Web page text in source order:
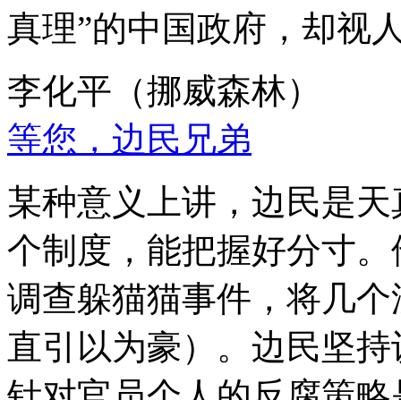
真理”的中国政府，却视
李化平（挪威森林）
等您，边民兄弟
某种意义上讲，边民是
个制度，能把握好分寸
调查躲猫猫事件，将几
直引以为豪）。边民坚